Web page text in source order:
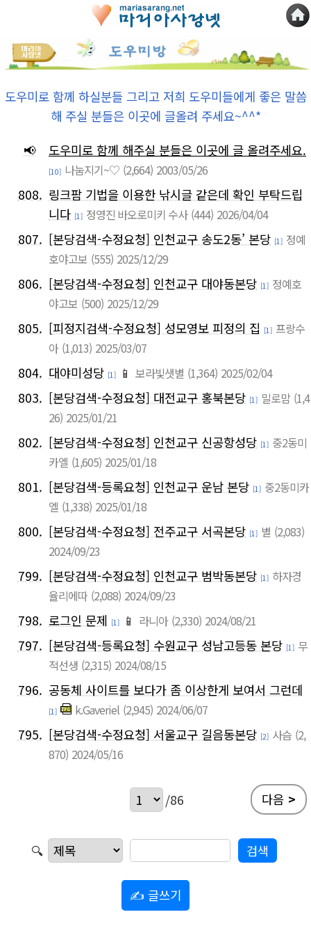
도우미로 함께 하실분들 그리고 저희 도우미들에게 좋은 말씀
해 주실 분들은 이곳에 글올려 주세요~^^*
📢
도우미로 함께 해주실 분들은 이곳에 글 올려주세요.
[10] 나눔지기~♡ (2,664) 2003/05/26
808. 링크팜 기법을 이용한 낚시글 같은데 확인 부탁드립
니다 [1] 정영진 바오로미키 수사 (444) 2026/04/04
807. [본당검색-수정요청] 인천교구 송도2동’ 본당 [1] 정예
호야고보 (555) 2025/12/29
806. [본당검색-수정요청] 인천교구 대야동본당 [1] 정예호
야고보 (500) 2025/12/29
805. [피정지검색-수정요청] 성모영보 피정의 집 [1] 프랑수
아 (1,013) 2025/03/07
804. 대야미성당 [1] 📱 보라빛샛별 (1,364) 2025/02/04
803. [본당검색-수정요청] 대전교구 홍북본당 [1] 밀로맘 (1,4
26) 2025/01/21
802. [본당검색-수정요청] 인천교구 신공항성당 [1] 중2동미
카엘 (1,605) 2025/01/18
801. [본당검색-등록요청] 인천교구 운남 본당 [1] 중2동미카
엘 (1,338) 2025/01/18
800. [본당검색-수정요청] 전주교구 서곡본당 [1] 별 (2,083)
2024/09/23
799. [본당검색-수정요청] 인천교구 범박동본당 [1] 하자경
율리에따 (2,088) 2024/09/23
798. 로그인 문제 [1] 📱 라니아 (2,330) 2024/08/21
797. [본당검색-등록요청] 수원교구 성남고등동 본당 [1] 무
적선생 (2,315) 2024/08/15
796. 공동체 사이트를 보다가 좀 이상한게 보여서 그런데
[1] k.Gaveriel (2,945) 2024/06/07
795. [본당검색-수정요청] 서울교구 길음동본당 [2] 사슴 (2,
870) 2024/05/16
/86 다음 >
🔍
✍ 글쓰기